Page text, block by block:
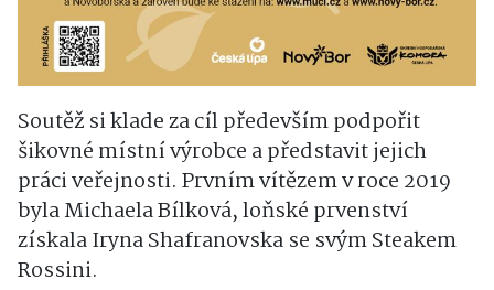
Soutěž si klade za cíl především podpořit
šikovné místní výrobce a představit jejich
práci veřejnosti. Prvním vítězem v roce 2019
bylaMichaela Bílková, loňské prvenství
získalaIryna Shafranovska se svým Steakem
Rossini.